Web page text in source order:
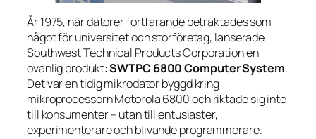
År 1975, när datorer fortfarande betraktades som
något för universitet och storföretag, lanserade
Southwest Technical Products Corporation en
ovanlig produkt:SWTPC 6800 Computer System.
Det var en tidig mikrodator byggd kring
mikroprocessorn Motorola 6800 och riktade sig inte
till konsumenter – utan till entusiaster,
experimenterare och blivande programmerare.